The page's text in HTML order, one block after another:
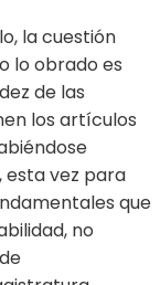
la cuestión
lo obrado es
de las
los artículos
esta vez para
que
no